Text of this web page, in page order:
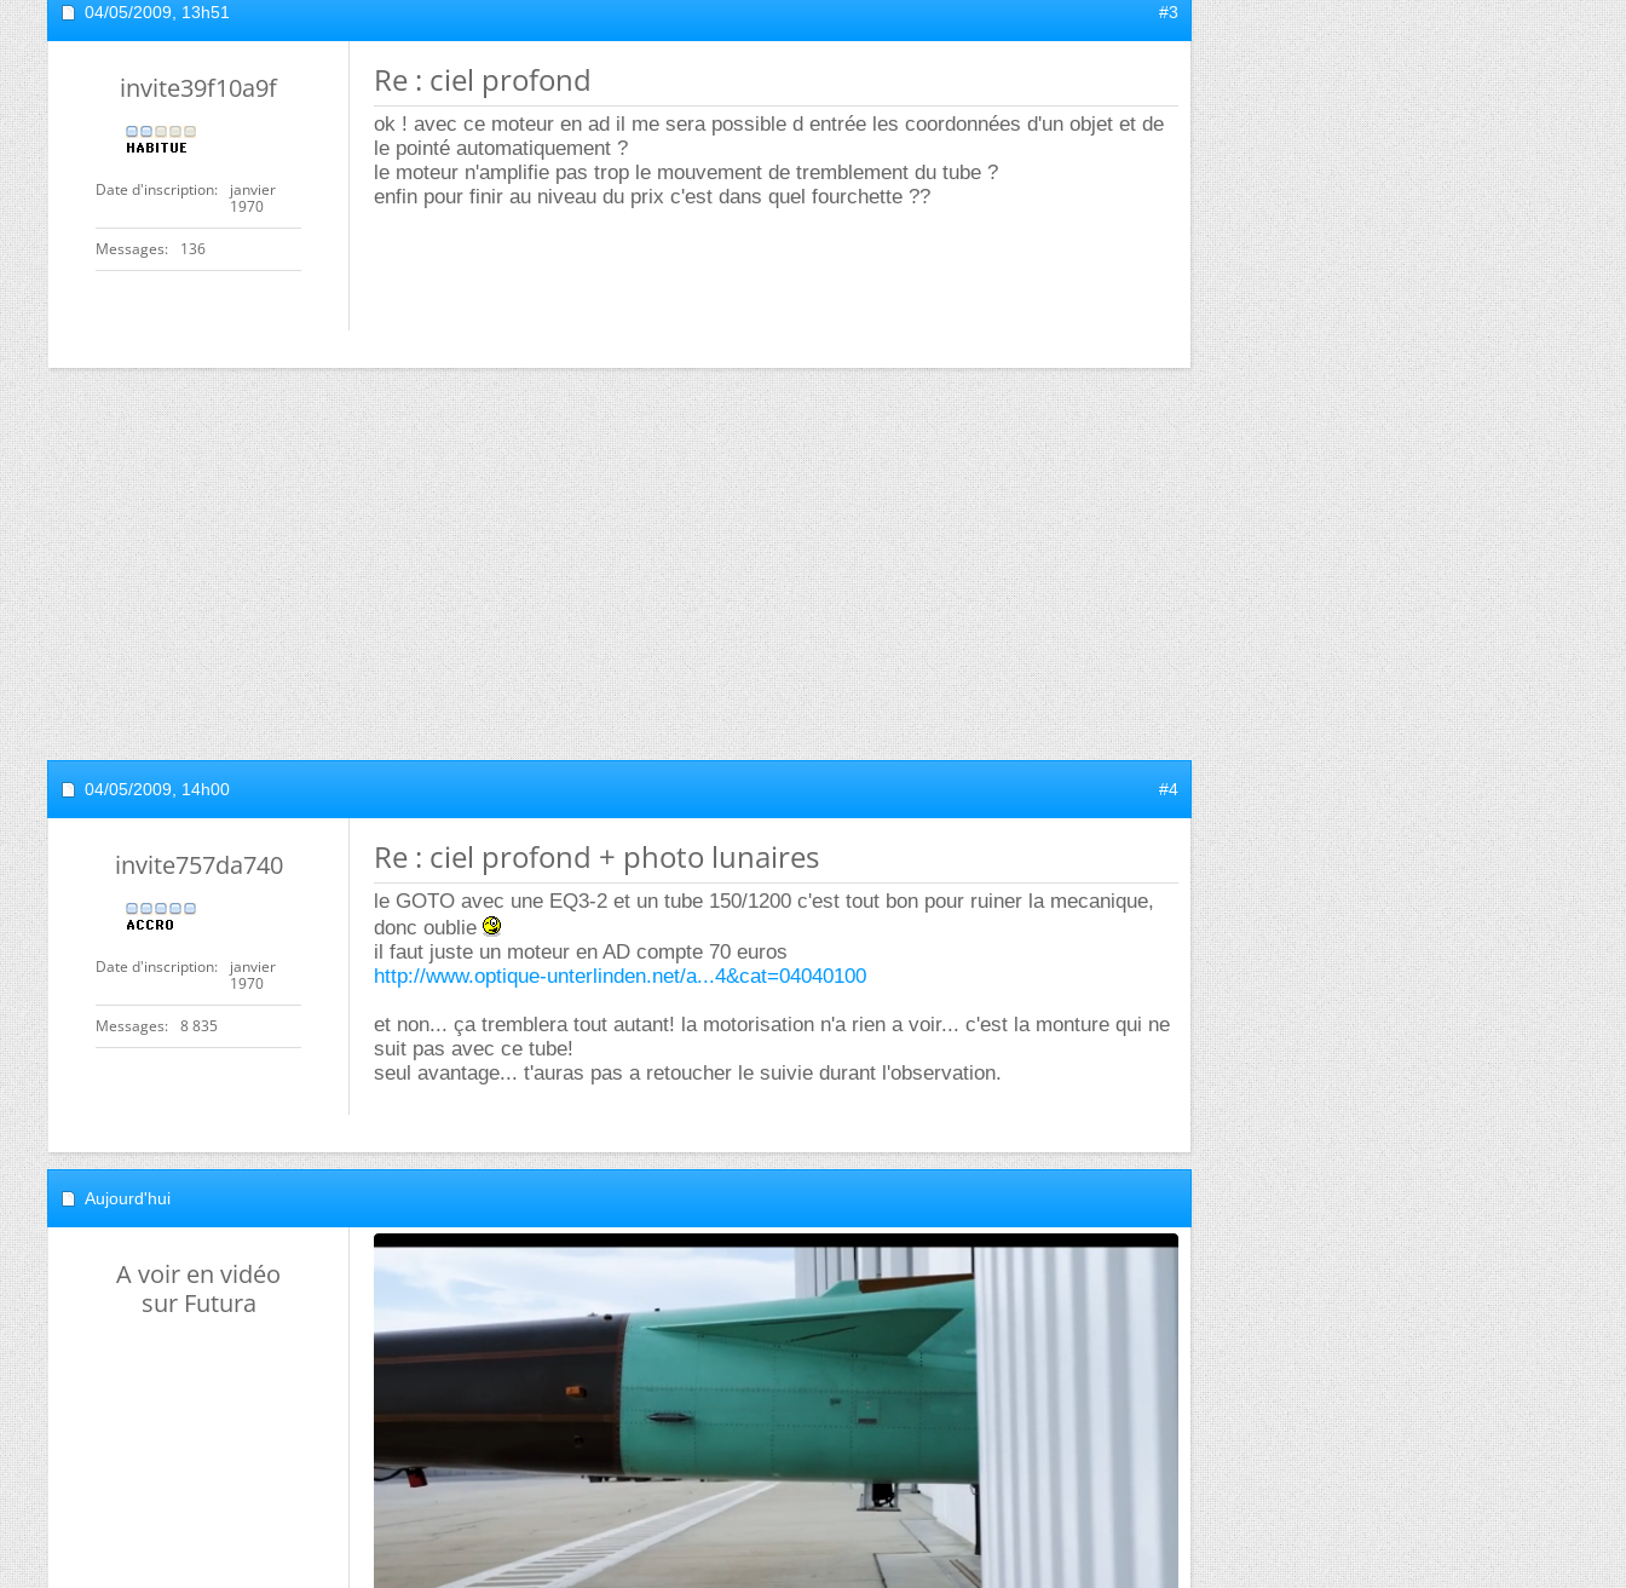
04/05/2009, 13h51 #3
invite39f10a9f
Date d'inscription
janvier
1970
Messages 136
Re : ciel profond
ok ! avec ce moteur en ad il me sera possible d entrée les coordonnées d'un objet et de
le pointé automatiquement ?
le moteur n'amplifie pas trop le mouvement de tremblement du tube ?
enfin pour finir au niveau du prix c'est dans quel fourchette ??
04/05/2009, 14h00 #4
invite757da740
Date d'inscription
janvier
1970
Messages 8 835
Re : ciel profond + photo lunaires
le GOTO avec une EQ3-2 et un tube 150/1200 c'est tout bon pour ruiner la mecanique,
donc oublie
il faut juste un moteur en AD compte 70 euros
http://www.optique-unterlinden.net/a...4&cat=04040100
et non... ça tremblera tout autant! la motorisation n'a rien a voir... c'est la monture qui ne
suit pas avec ce tube!
seul avantage... t'auras pas a retoucher le suivie durant l'observation.
Aujourd'hui
A voir en vidéo
sur Futura